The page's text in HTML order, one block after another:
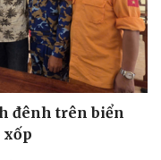
đênh trên biển
xốp